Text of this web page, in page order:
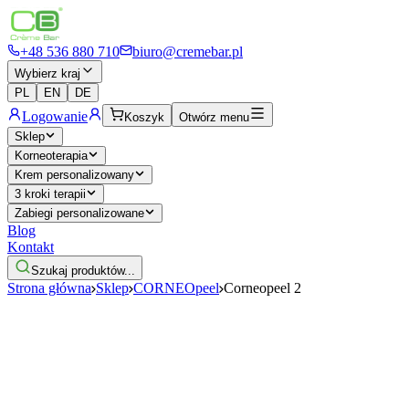
+48 536 880 710 biuro@cremebar.pl
Wybierz kraj
PL
EN DE
Logowanie Koszyk
Otwórz menu
Sklep
Korneoterapia
Krem personalizowany
3 kroki terapii
Zabiegi personalizowane
Blog
Kontakt
Szukaj produktów...
Strona główna Sklep CORNEOpeel Corneopeel 2